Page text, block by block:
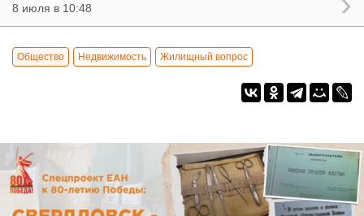
8 июля в 10:48
Общество Недвижимость Жилищный вопрос